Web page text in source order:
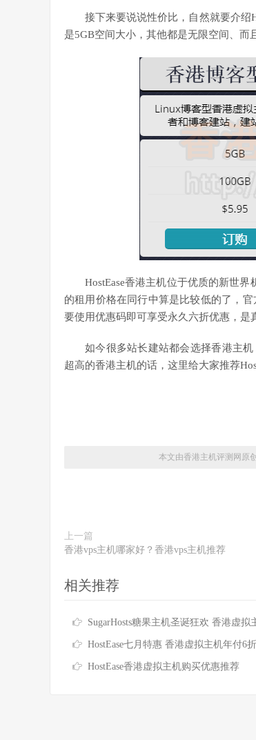
接下来要说说性价比，自然就要介绍
是5GB空间大小，其他都是无限空间、而
HostEase香港主机位于优质的新世
的租用价格在同行中算是比较低的了，
要使用优惠码即可享受永久六折优惠，是
如今很多站长建站都会选择香港主
超高的香港主机的话，这里给大家推荐
本文由香港主机评测网原
上一篇
香港vps主机哪家好？香港vps主机推荐
相关推荐
SugarHosts糖果主机圣诞狂欢 香港虚拟
HostEase七月特惠 香港虚拟主机年付6折 VPS云主机
HostEase香港虚拟主机购买优惠推荐